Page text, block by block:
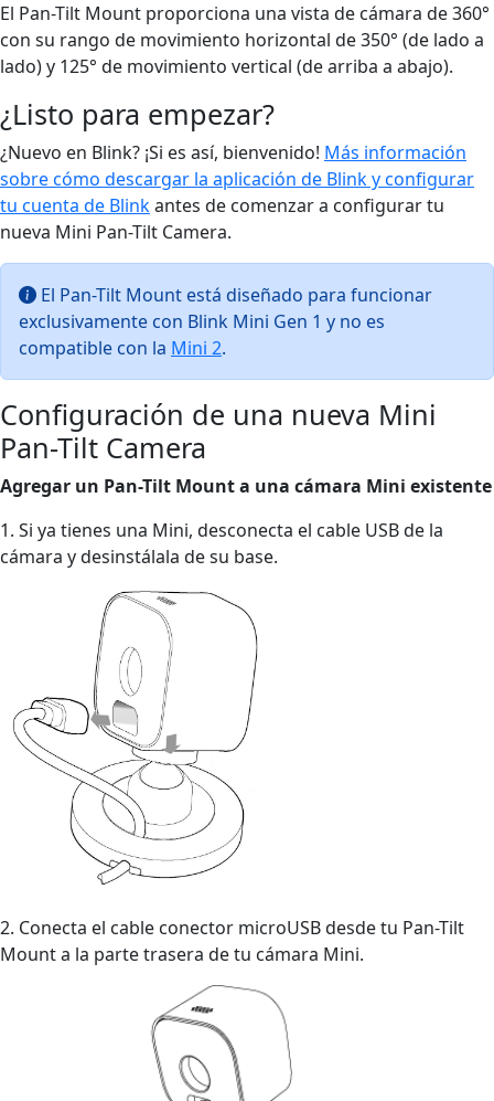
El Pan-Tilt Mount proporciona una vista de cámara de 360°
con su rango de movimiento horizontal de 350° (de lado a
lado) y 125° de movimiento vertical (de arriba a abajo).
¿Listo para empezar?
¿Nuevo en Blink? ¡Si es así, bienvenido! Más información
sobre cómo descargar la aplicación de Blink y configurar
tu cuenta de Blinkantes de comenzar a configurar tu
nueva Mini Pan-Tilt Camera.
El Pan-Tilt Mount está diseñado para funcionar
exclusivamente con Blink Mini Gen 1 y no es
compatible con la Mini 2.
Configuración de una nueva Mini
Pan-Tilt Camera
Agregar un Pan-Tilt Mount a una cámara Mini existente
1. Si ya tienes una Mini, desconecta el cable USB de la
cámara y desinstálala de su base.
2. Conecta el cable conector microUSB desde tu Pan-Tilt
Mount a la parte trasera de tu cámara Mini.